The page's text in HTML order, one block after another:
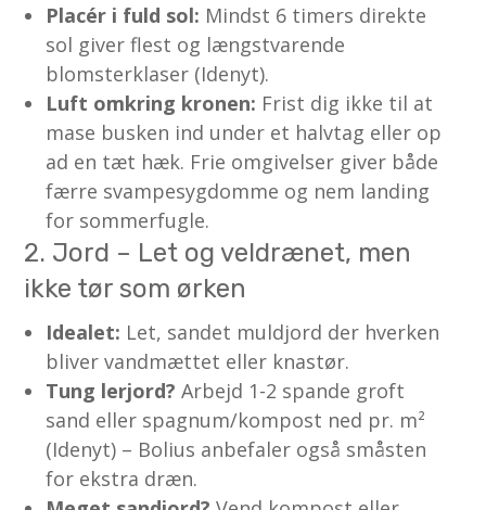
Placér i fuld sol: Mindst 6 timers direkte
sol giver flest og længstvarende
blomsterklaser (Idenyt).
Luft omkring kronen: Frist dig ikke til at
mase busken ind under et halvtag eller op
ad en tæt hæk. Frie omgivelser giver både
færre svampesygdomme og nem landing
for sommerfugle.
2. Jord – Let og veldrænet, men
ikke tør som ørken
Idealet: Let, sandet muldjord der hverken
bliver vandmættet eller knastør.
Tung lerjord? Arbejd 1-2 spande groft
sand eller spagnum/kompost ned pr. m²
(Idenyt) – Bolius anbefaler også småsten
for ekstra dræn.